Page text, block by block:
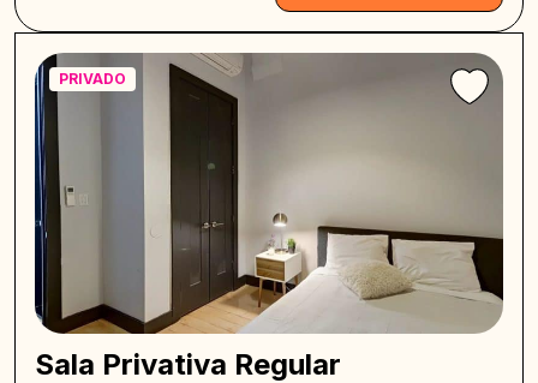
PRIVADO
Sala Privativa Regular